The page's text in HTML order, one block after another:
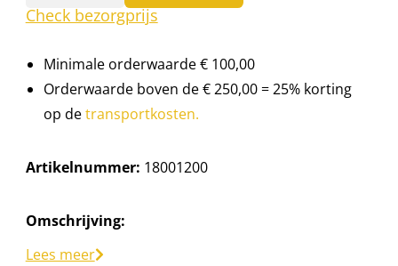
Check bezorgprijs
Minimale orderwaarde € 100,00
Orderwaarde boven de € 250,00 = 25% korting
op detransportkosten.
Artikelnummer: 18001200
Omschrijving:
VW spijlbus voorfront
Lees meer